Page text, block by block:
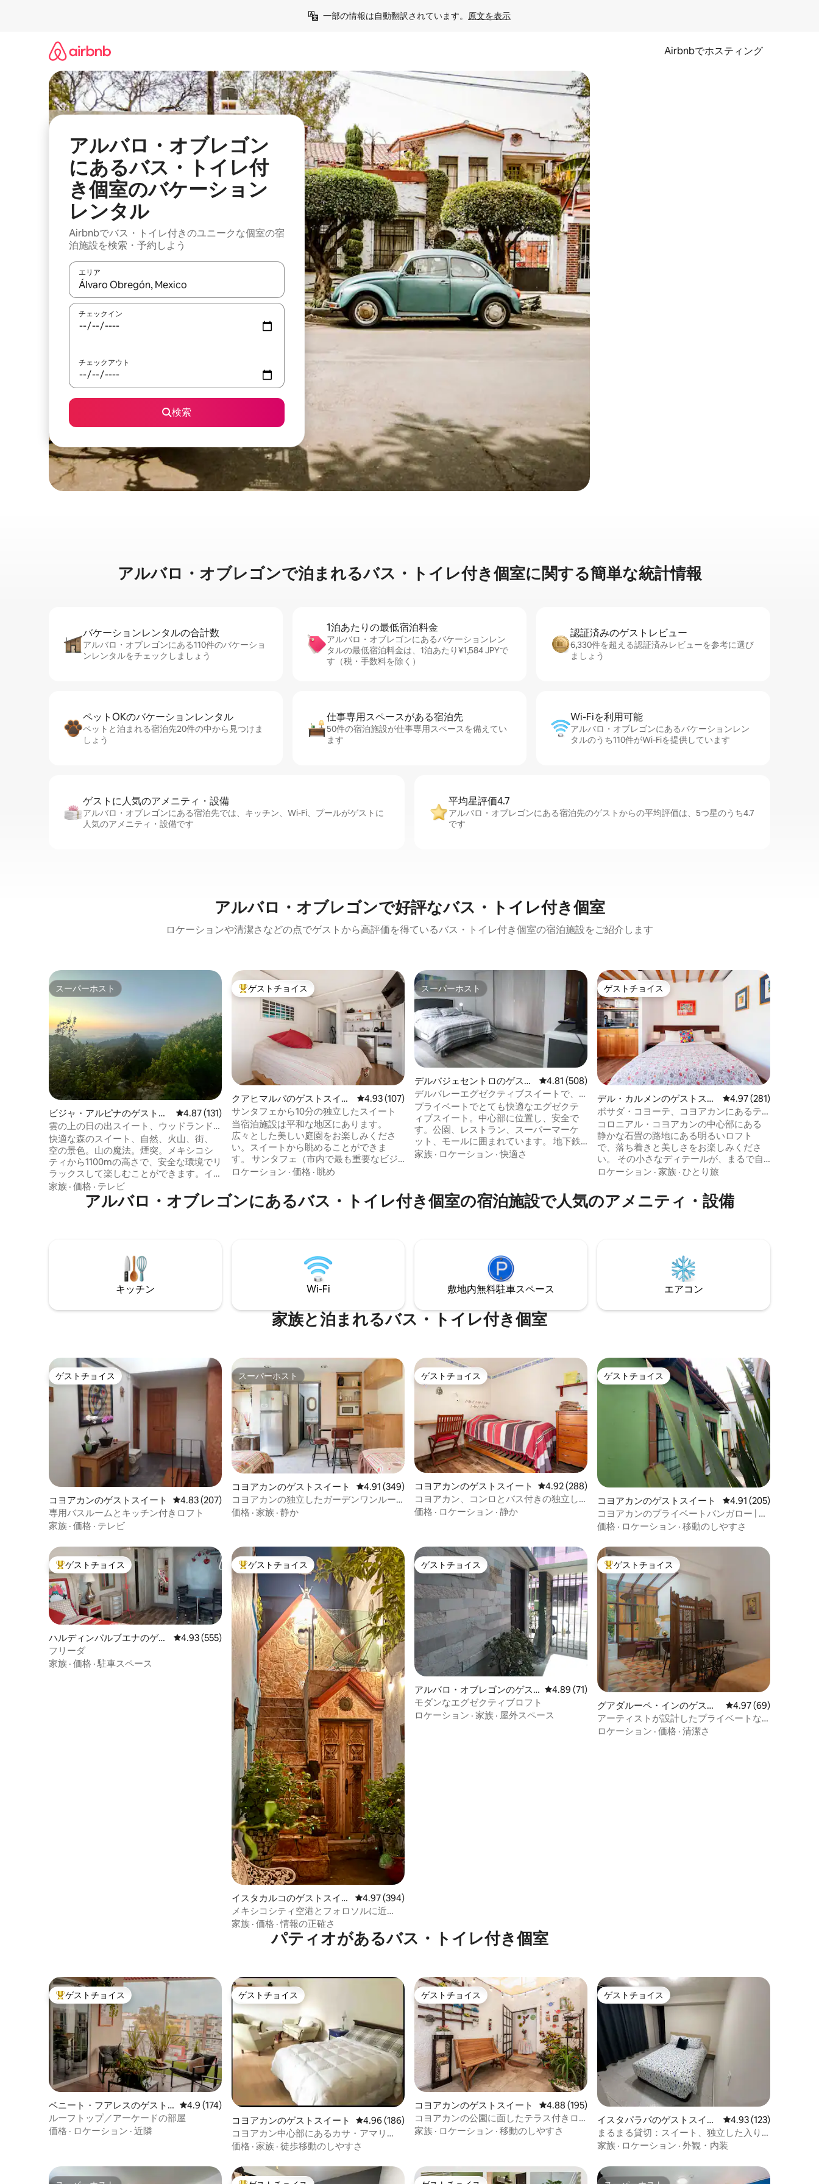
一部の情報は自動翻訳されています。 原文を表示
Airbnbでホスティング
アルバロ・オブレゴン
にあるバス・トイレ付
き個室のバケーション
レンタル
Airbnbでバス・トイレ付きのユニークな個室の宿
泊施設を検索・予約しよう
エリア
検索結果が表示されたら、上下の矢印キーを使って移動するか、画面をタッチまたはスワイプして検索結果を確認することができます。
チェックイン
チェックアウト
検索
アルバロ・オブレゴンで泊⁠ま⁠れ⁠るバ⁠ス⁠・⁠ト⁠イ⁠レ⁠付⁠き個⁠室⁠に関⁠す⁠る簡⁠単⁠な統⁠計⁠情⁠報
バケーションレ⁠ン⁠タ⁠ル⁠の合⁠計⁠数
アルバロ・オブレゴンにある110件のバケーショ
ンレンタルをチェックしましょう
1泊あたりの最⁠低⁠宿⁠泊⁠料⁠金
アルバロ・オブレゴンにあるバケーションレン
タルの最低宿泊料金は、1泊あたり¥1,584 JPYで
す（税・手数料を除く）
認証済みのゲ⁠ス⁠ト⁠レ⁠ビ⁠ュ⁠ー
6,330件を超える認証済みレビューを参考に選び
ましょう
ペットOKのバ⁠ケ⁠ー⁠シ⁠ョ⁠ンレ⁠ン⁠タ⁠ル
ペットと泊まれる宿泊先20件の中から見つけま
しょう
仕事専用ス⁠ペ⁠ー⁠スがあ⁠る宿⁠泊⁠先
50件の宿泊施設が仕事専用スペースを備えてい
ます
Wi-Fiを利⁠用⁠可⁠能
アルバロ・オブレゴンにあるバケーションレン
タルのうち110件がWi-Fiを提供しています
ゲストに人⁠気⁠のア⁠メ⁠ニ⁠テ⁠ィ・設⁠備
アルバロ・オブレゴンにある宿泊先では、キッチン、Wi-Fi、プールがゲストに
人気のアメニティ・設備です
平均星評価4.7
アルバロ・オブレゴンにある宿泊先のゲストからの平均評価は、5つ星のうち4.7
です
アルバロ・オブレゴンで好評なバス・トイレ付き個室
ロケーションや清潔さなどの点でゲストから高評価を得ているバス・トイレ付き個室の宿泊施設をご紹介します
スーパーホスト
スーパーホスト
ビジャ・アルピナのゲストス
イート
レビュー131件、5つ星中4.87つ星の平均評価
4.87 (131)
雲の上の日の出スイート、ウッドランド
チムニーWi-Fi
快適な森のスイート、自然、火山、街、
空の景色。山の魔法。煙突。メキシコシ
ティから1100mの高さで、安全な環境でリ
ラックスして楽しむことができます。イ
ンテルロマスとトルカから40分です。恋
人、ご家族やご友人との休暇に最適で
す。インスピレーションを得たり、ハイ
近くの監視付きのカントリーハウスエリ
ア。リビング、暖炉、ダイニング、キッ
チン、寝室2部屋、バスルーム2部屋、お
湯、グリル、スクリーン、Wi-Fi。
家族 · 価格 · テレビ
大好評のゲストチョイスです。
ゲストチョイス
クアヒマルパのゲストスイー
ト
レビュー107件、5つ星中4.93つ星の平均評価
4.93 (107)
サンタフェから10分の独立したスイート
当宿泊施設は平和な地区にあります。
広々とした美しい庭園をお楽しみくださ
い。スイートから眺めることができま
す。 サンタフェ（市内で最も重要なビジ
ネスとショッピングエリアの1つ）から車
心地が良いです。 完全に独立したアクセ
スが可能で、必要なすべての機能が備わ
をご用意しておりますのでご興味がござ
いましたらお問い合わせください。
ロケーション · 価格 · 眺め
スーパーホスト
スーパーホスト
デルバジェセントロのゲスト
スイート
レビュー508件、5つ星中4.81つ星の平均評価
4.81 (508)
デルバレーエグゼクティブスイートで、
カップルに最適です
プライベートでとても快適なエグゼクテ
ィブスイート。中心部に位置し、安全で
す。公園、レストラン、スーパーマーケ
ット、モールに囲まれています。 地下鉄
から3ブロック。独立した入り口と駐車場
位置するNetflixを備えた非常に快適でプ
ライベートなスイートです。近くにはス
家族 · ロケーション ·快適さ
ゲストチョイス
ゲストチョイス
デル・カルメンのゲストスイ
ート
レビュー281件、5つ
4.97 (281)
ポサダ・コヨーテ、コヨアカンにあるテ
ラス付きの日当たりの良いロフト
コロニアル・コヨアカンの中心部にある
静かな石畳の路地にある明るいロフト
で、落ち着きと美しさをお楽しみくださ
い。 その小さなディテールが、まるで自
宅にいるような気分にさせてくれます。
ーを飲んだり、テラスでリラックスした
りしてください。 このロフトは静かな通
カーロ博物館があります。
ロケーション · 家族 · ひとり旅
アルバロ・オブレゴンにあるバス・トイレ付き個室の宿泊施設で人気のアメニティ・設備
キッチン Wi-Fi 敷地内無料駐⁠車ス⁠ペ⁠ー⁠ス エアコン
家族と泊まれるバス・トイレ付き個室
ゲストチョイス
ゲストチョイス
コヨアカンのゲストスイート レビュー207件、5つ星中4.83つ星の平均評価
4.83 (207)
専用バスルームとキッチン付きロフト
家族 · 価格 · テレビ
スーパーホスト
スーパーホスト
コヨアカンのゲストスイート レビュー349件、5つ星中4.91つ星の平均評価
4.91 (349)
コヨアカンの独立したガーデンワンルー
ム
価格 · 家族 · 静か
ゲストチョイス
ゲストチョイス
コヨアカンのゲストスイート レビュー288件、5つ星中4.92つ星の平均評価
4.92 (288)
コヨアカン、コンロとバス付きの独立し
た部屋
価格 · ロケーション · 静か
ゲストチョイス
ゲストチョイス
コヨアカンのゲストスイート レビュー205件、5つ
4.91 (205)
コヨアカンのプライベートバンガロー | 歴
史的な魅力。
価格 · ロケーション · 移動のしやすさ
大好評のゲストチョイスです。
ゲストチョイス
ハルディンバルブエナのゲス
トスイート
レビュー555件、5つ星中4.93つ星の平均評価
4.93 (555)
フリーダ
家族 · 価格 · 駐車スペース
大好評のゲストチョイスです。
ゲストチョイス
イスタカルコのゲストスイー
ト
レビュー394件、5つ星中4.97つ星の平均評価
4.97 (394)
メキシコシティ空港とフォロソルに近
い、非常に完全なキャビン
家族 · 価格 ·情報の正確さ
ゲストチョイス
ゲストチョイス
アルバロ・オブレゴンのゲス
トスイート
レビュー71件、5つ星中4.89つ星の平均評価
4.89 (71)
モダンなエグゼクティブロフト
ロケーション · 家族 · 屋外スペース
大好評のゲストチョイスです。
ゲストチョイス
グアダルーペ・インのゲスト
スイート
レビュー69件、5つ星
4.97 (69)
アーティストが設計したプライベートな
デザイナーズマンション
ロケーション · 価格 · 清潔さ
パティオがあるバス・トイレ付き個室
大好評のゲストチョイスです。
ゲストチョイス
ベニート・フアレスのゲスト
スイート
レビュー174件、5つ星中4.9つ星の平均評価
4.9 (174)
ルーフトップ／アーケードの部屋
価格 · ロケーション · 近隣
ゲストチョイス
ゲストチョイス
コヨアカンのゲストスイート レビュー186件、5つ星中4.96つ星の平均評価
4.96 (186)
コヨアカン中心部にあるカサ・アマリ
ア。
価格 · 家族 · 徒歩移動のしやすさ
ゲストチョイス
ゲストチョイス
コヨアカンのゲストスイート レビュー195件、5つ星中4.88つ星の平均評価
4.88 (195)
コヨアカンの公園に面したテラス付きロ
フト
家族 · ロケーション · 移動のしやすさ
ゲストチョイス
ゲストチョイス
イスタパラパのゲストスイー
ト
レビュー123件、5つ
4.93 (123)
まるまる貸切：スイート、独立した入り
口、1階
家族 · ロケーション · 外観・内装